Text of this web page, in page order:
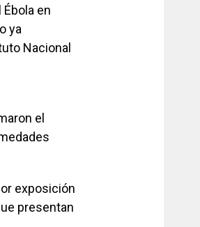
en
ya
Nacional
el
exposición
presentan